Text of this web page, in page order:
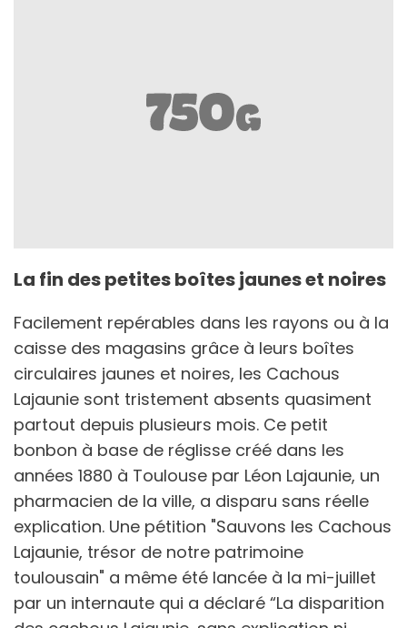
La fin des petites boîtes jaunes et noires
Facilement repérables dans les rayons ou à la
caisse des magasins grâce à leurs boîtes
circulaires jaunes et noires, les Cachous
Lajaunie sont tristement absents quasiment
partout depuis plusieurs mois. Ce petit
bonbon à base de réglisse créé dans les
années 1880 à Toulouse par Léon Lajaunie, un
pharmacien de la ville, a disparu sans réelle
explication. Une pétition "Sauvons les Cachous
Lajaunie, trésor de notre patrimoine
toulousain" a même été lancée à la mi-juillet
par un internaute qui a déclaré “La disparition